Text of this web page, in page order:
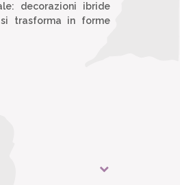
decorazioni ibride
trasforma in forme